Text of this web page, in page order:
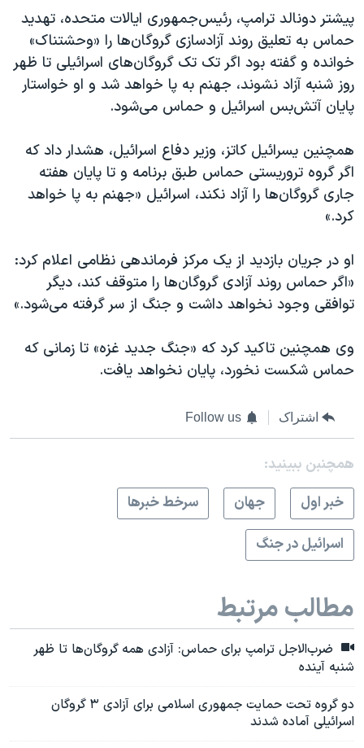
پیشتر دونالد ترامپ، رئیس‌جمهوری ایالات متحده، تهدید
حماس به تعلیق روند آزادسازی گروگان‌ها را «وحشتناک»
خوانده و گفته بود اگر تک تک گروگان‌های اسرائیلی تا ظهر
روز شنبه آزاد نشوند، جهنم به پا خواهد شد و او خواستار
پایان آتش‌بس اسرائیل و حماس می‌شود.
همچنین یسرائیل کاتز، وزیر دفاع اسرائیل، هشدار داد که
اگر گروه تروریستی حماس طبق برنامه و تا پایان هفته
جاری گروگان‌ها را آزاد نکند، اسرائیل «جهنم به پا خواهد
کرد.»
او در جریان بازدید از یک مرکز فرماندهی نظامی اعلام کرد:
«اگر حماس روند آزادی گروگان‌ها را متوقف کند، دیگر
توافقی وجود نخواهد داشت و جنگ از سر گرفته می‌شود.»
وی همچنین تاکید کرد که «جنگ جدید غزه» تا زمانی که
حماس شکست نخورد، پایان نخواهد یافت.
اشتراک Follow us
همچنبن ببینید:
خبر اول
جهان
سرخط خبرها
اسرائیل در جنگ
مطالب مرتبط
ضرب‌الاجل ترامپ برای حماس: آزادی همه گروگان‌ها تا ظهر
شنبه آینده
دو گروه تحت حمایت جمهوری اسلامی برای آزادی ۳ گروگان
اسرائیلی آماده شدند